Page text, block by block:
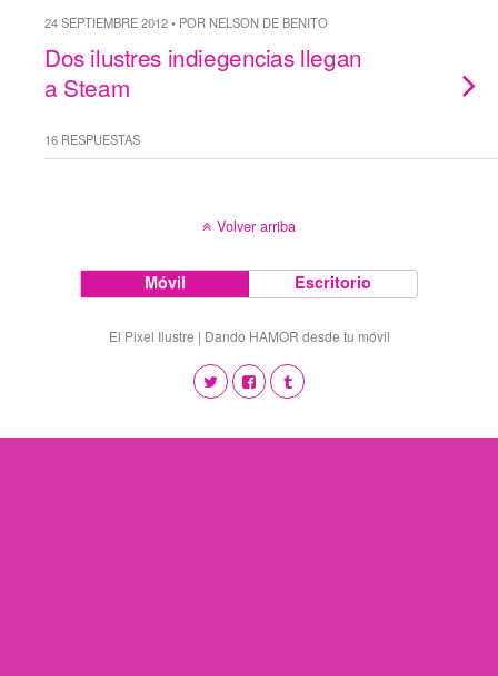
24 SEPTIEMBRE 2012 • POR NELSON DE BENITO
Dos ilustres indiegencias llegan
a Steam
16 RESPUESTAS
Volver arriba
Móvil Escritorio
El Pixel Ilustre | Dando HAMOR desde tu móvil